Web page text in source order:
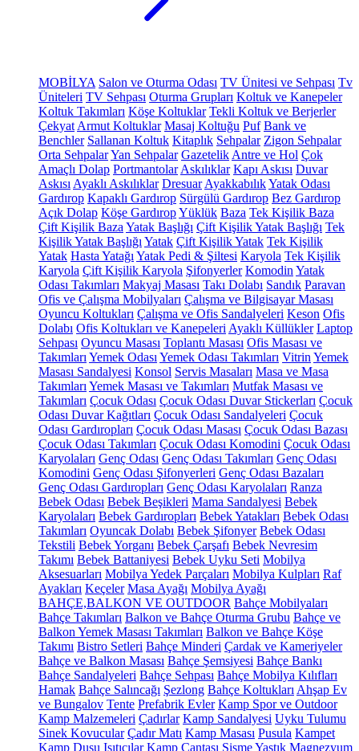
MOBİLYA Salon ve Oturma Odası TV Ünitesi ve Sehpası Tv
Üniteleri TV Sehpası Oturma Grupları Koltuk ve Kanepeler
Koltuk Takımları Köşe Koltuklar Tekli Koltuk ve Berjerler
Çekyat Armut Koltuklar Masaj Koltuğu Puf Bank ve
Benchler Sallanan Koltuk Kitaplık Sehpalar Zigon Sehpalar
Orta SehpalarYan Sehpalar Gazetelik Antre ve Hol Çok
Amaçlı Dolap Portmantolar Askılıklar Kapı Askısı Duvar
Askısı Ayaklı Askılıklar Dresuar AyakkabılıkYatak Odası
Gardırop Kapaklı Gardırop Sürgülü Gardırop Bez Gardırop
Açık Dolap Köşe GardıropYüklük Baza Tek Kişilik Baza
Çift Kişilik Baza Yatak Başlığı Çift Kişilik Yatak Başlığı Tek
Kişilik Yatak Başlığı Yatak Çift Kişilik Yatak Tek Kişilik
Yatak Hasta Yatağı Yatak Pedi & Şiltesi Karyola Tek Kişilik
Karyola Çift Kişilik Karyola Şifonyerler Komodin Yatak
Odası Takımları Makyaj Masası Takı Dolabı Sandık Paravan
Ofis ve Çalışma Mobilyaları Çalışma ve Bilgisayar Masası
Oyuncu Koltukları Çalışma ve Ofis Sandalyeleri Keson Ofis
Dolabı Ofis Koltukları ve Kanepeleri Ayaklı Küllükler Laptop
Sehpası Oyuncu Masası Toplantı Masası Ofis Masası ve
Takımları Yemek Odası Yemek Odası Takımları Vitrin Yemek
Masası Sandalyesi Konsol Servis Masaları Masa ve Masa
Takımları Yemek Masası ve Takımları Mutfak Masası ve
Takımları Çocuk Odası Çocuk Odası Duvar Stickerları Çocuk
Odası Duvar Kağıtları Çocuk Odası Sandalyeleri Çocuk
Odası Gardıropları Çocuk Odası Masası Çocuk Odası Bazası
Çocuk Odası Takımları Çocuk Odası Komodini Çocuk Odası
Karyolaları Genç Odası Genç Odası Takımları Genç Odası
Komodini Genç Odası Şifonyerleri Genç Odası Bazaları
Genç Odası Gardıropları Genç Odası Karyolaları Ranza
Bebek Odası Bebek Beşikleri Mama Sandalyesi Bebek
Karyolaları Bebek Gardıropları Bebek Yatakları Bebek Odası
Takımları Oyuncak Dolabı Bebek Şifonyer Bebek Odası
Tekstili Bebek Yorganı Bebek Çarşafı Bebek Nevresim
Takımı Bebek Battaniyesi Bebek Uyku Seti Mobilya
Aksesuarları Mobilya Yedek Parçaları Mobilya Kulpları Raf
Ayakları Keçeler Masa Ayağı Mobilya Ayağı
BAHÇE,BALKON VE OUTDOOR Bahçe Mobilyaları
Bahçe Takımları Balkon ve Bahçe Oturma Grubu Bahçe ve
Balkon Yemek Masası Takımları Balkon ve Bahçe Köşe
Takımı Bistro Setleri Bahçe Minderi Çardak ve Kameriyeler
Bahçe ve Balkon Masası Bahçe Şemsiyesi Bahçe Bankı
Bahçe Sandalyeleri Bahçe Sehpası Bahçe Mobilya Kılıfları
Hamak Bahçe Salıncağı Şezlong Bahçe Koltukları Ahşap Ev
ve Bungalov Tente Prefabrik Evler Kamp Spor ve Outdoor
Kamp Malzemeleri Çadırlar Kamp Sandalyesi Uyku Tulumu
Sinek Kovucular Çadır Matı Kamp Masası Pusula Kampet
Kamp Duşu Isıtıcılar Kamp Çantası Şişme Yastık Magnezyum